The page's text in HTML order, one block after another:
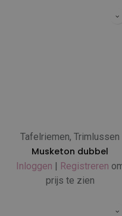
Tafelriemen, Trimlussen
Musketon dubbel
Inloggen | Registreren
prijs te zien